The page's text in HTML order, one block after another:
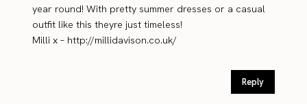
year round! With pretty summer dresses or a casual
outfit like this theyre just timeless!
Milli x – http://millidavison.co.uk/
Reply